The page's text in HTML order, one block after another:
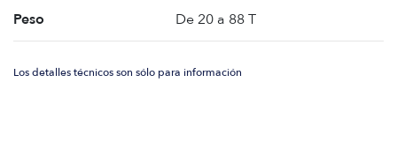
Peso De 20 a 88 T
Los detalles técnicos son sólo para información